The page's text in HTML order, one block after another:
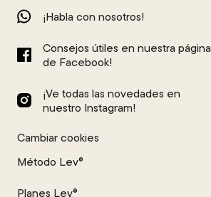
¡Habla con nosotros!
Consejos útiles en nuestra página
de Facebook!
¡Ve todas las novedades en
nuestro Instagram!
Cambiar cookies
Método Lev®
Planes Lev®